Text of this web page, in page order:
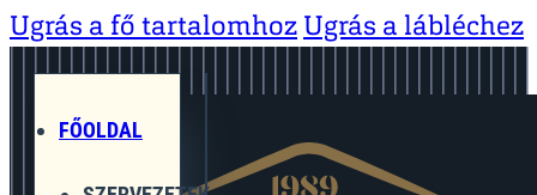
Ugrás a fő tartalomhoz Ugrás a lábléchez
FŐOLDAL